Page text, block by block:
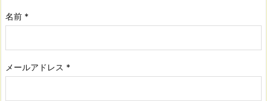
名前 *
メールアドレス *